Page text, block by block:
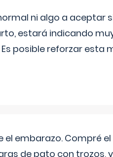
ni algo a aceptar
estará indicando
posible reforzar esta
embarazo. Compré el
de pato con trozos,